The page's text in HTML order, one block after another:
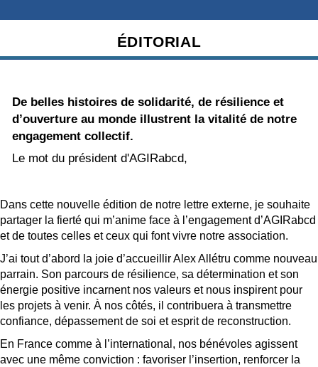
ÉDITORIAL
De belles histoires de solidarité, de résilience et
d’ouverture au monde illustrent la vitalité de notre
engagement collectif.
Le mot du président d'AGIRabcd,
Dans cette nouvelle édition de notre lettre externe, je souhaite
partager la fierté qui m’anime face à l’engagement d’AGIRabcd
et de toutes celles et ceux qui font vivre notre association.
J’ai tout d’abord la joie d’accueillir Alex Allétru comme nouveau
parrain. Son parcours de résilience, sa détermination et son
énergie positive incarnent nos valeurs et nous inspirent pour
les projets à venir. À nos côtés, il contribuera à transmettre
confiance, dépassement de soi et esprit de reconstruction.
En France comme à l’international, nos bénévoles agissent
avec une même conviction : favoriser l’insertion, renforcer la